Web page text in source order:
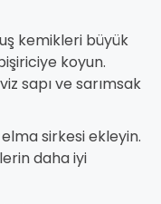
kemikleri büyük
koyun.
sapı ve sarımsak
sirkesi ekleyin.
daha iyi